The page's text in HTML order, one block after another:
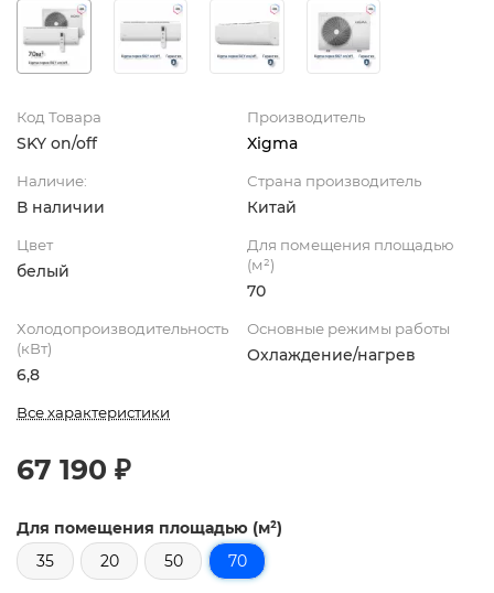
Код Товара
SKY on/off
Производитель
Xigma
Наличие:
В наличии
Страна производитель
Китай
Цвет
белый
Для помещения площадью
(м²)
70
Холодопроизводительность
(кВт)
6,8
Основные режимы работы
Охлаждение/нагрев
Все характеристики
67 190 ₽
Для помещения площадью (м²)
35
20 50 70